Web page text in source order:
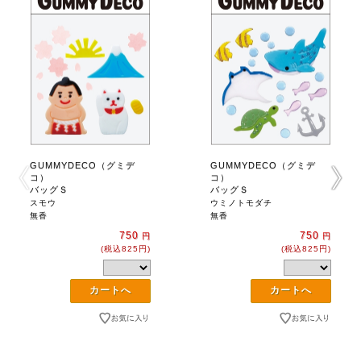
GUMMYDECO（グミデ
コ）
バッグＳ
スモウ
無香
750 円
(税込825円)
GUMMYDECO（グミデ
コ）
バッグＳ
ウミノトモダチ
無香
750 円
(税込825円)